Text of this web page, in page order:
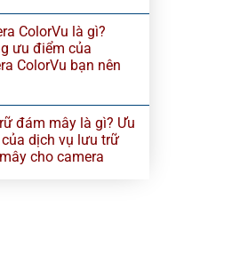
ColorVu là gì?
ưu điểm của
ColorVu bạn nên
đám mây là gì? Ưu
dịch vụ lưu trữ
cho camera